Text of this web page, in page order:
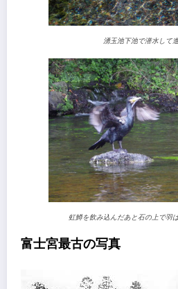
湧玉池下池で潜水して
虹鱒を飲み込んだあと石の上で羽
富士宮最古の写真